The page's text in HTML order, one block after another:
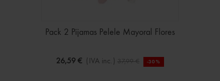
Pack 2 Pijamas Pelele Mayoral Flores
26,59 € (IVA inc.) 37,99 € -30%